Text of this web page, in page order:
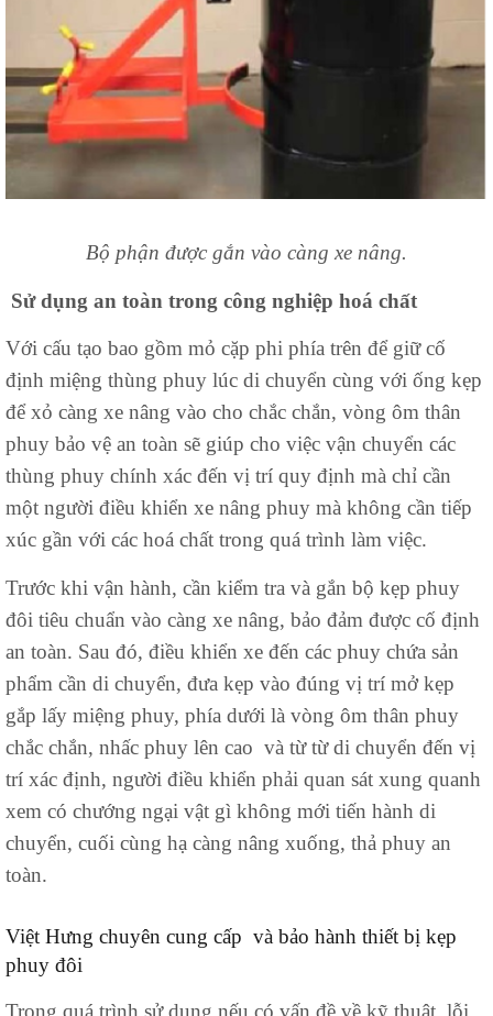
Bộ phận được gắn vào càng xe nâng.
Sử dụng an toàn trong công nghiệp hoá chất
Với cấu tạo bao gồm mỏ cặp phi phía trên để giữ cố
định miệng thùng phuy lúc di chuyển cùng với ống kẹp
để xỏ càng xe nâng vào cho chắc chắn, vòng ôm thân
phuy bảo vệ an toàn sẽ giúp cho việc vận chuyển các
thùng phuy chính xác đến vị trí quy định mà chỉ cần
một người điều khiển xe nâng phuy mà không cần tiếp
xúc gần với các hoá chất trong quá trình làm việc.
Trước khi vận hành, cần kiểm tra và gắn bộ kẹp phuy
đôi tiêu chuẩn vào càng xe nâng, bảo đảm được cố định
an toàn. Sau đó, điều khiển xe đến các phuy chứa sản
phẩm cần di chuyển, đưa kẹp vào đúng vị trí mở kẹp
gắp lấy miệng phuy, phía dưới là vòng ôm thân phuy
chắc chắn, nhấc phuy lên cao và từ từ di chuyển đến vị
trí xác định, người điều khiển phải quan sát xung quanh
xem có chướng ngại vật gì không mới tiến hành di
chuyển, cuối cùng hạ càng nâng xuống, thả phuy an
toàn.
Việt Hưng chuyên cung cấp và bảo hành thiết bị kẹp
phuy đôi
Trong quá trình sử dụng nếu có vấn đề về kỹ thuật, lỗi